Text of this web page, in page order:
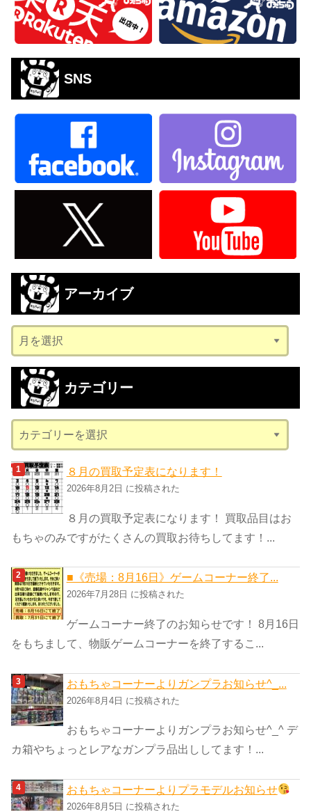
SNS
アーカイブ
ー
カ
ブ
カテゴリー
テ
ゴ
リ
ー
８月の買取予定表になります！
2026年8月2日 に投稿された
８月の買取予定表になります！ 買取品目はお
もちゃのみですがたくさんの買取お待ちしてます！...
■《売場：8月16日》ゲームコーナー終了...
2026年7月28日 に投稿された
ゲームコーナー終了のお知らせです！ 8月16日
をもちまして、物販ゲームコーナーを終了するこ...
おもちゃコーナーよりガンプラお知らせ^_...
2026年8月4日 に投稿された
おもちゃコーナーよりガンプラお知らせ^_^ デ
カ箱やちょっとレアなガンプラ品出ししてます！...
おもちゃコーナーよりプラモデルお知らせ
2026年8月5日 に投稿された